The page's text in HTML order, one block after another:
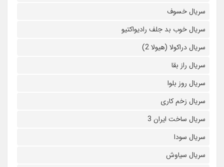
سریال خسوف
سریال خوب بد جلف رادیواکتیو
سریال دراکولا (هیولا 2)
سریال راز بقا
سریال روز بلوا
سریال زخم کاری
سریال ساخت ایران 3
سریال سودا
سریال سیاوش